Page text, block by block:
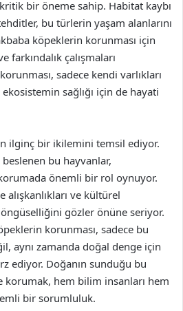
bir öneme sahip. Habitat kaybı
bu türlerin yaşam alanlarını
köpeklerin korunması için
çalışmaları
sadece kendi varlıkları
sağlığı için de hayati
ilginç bir ikilemini temsil ediyor.
beslenen bu hayvanlar,
önemli bir rol oynuyor.
alışkanlıkları ve kültürel
gözler önüne seriyor.
korunması, sadece bu
aynı zamanda doğal denge için
ediyor. Doğanın sunduğu bu
hem bilim insanları hem
bir sorumluluk.